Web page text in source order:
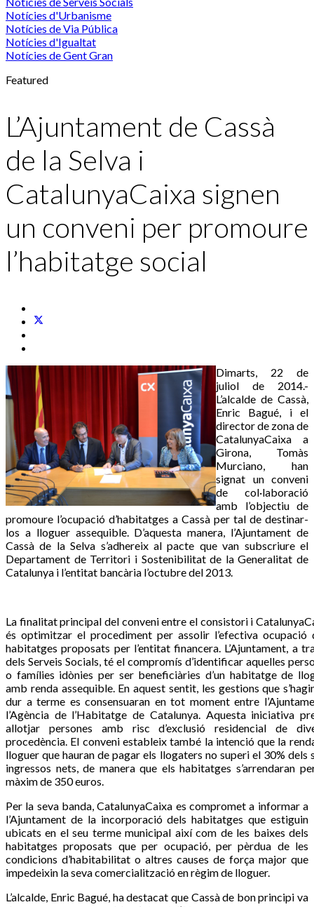
Notícies d'Urbanisme
Notícies de Via Pública
Notícies d'Igualtat
Notícies de Gent Gran
Featured
L’Ajuntament de Cassà
de la Selva i
CatalunyaCaixa signen
un conveni per promoure
l’habitatge social
Dimarts, 22 de
juliol de 2014.-
L’alcalde de Cassà,
Enric Bagué, i el
director de zona de
CatalunyaCaixa a
Girona, Tomàs
Murciano, han
signat un conveni
de col·laboració
amb l’objectiu de
promoure l’ocupació d’habitatges a Cassà per tal de destinar-
los a lloguer assequible. D’aquesta manera, l’Ajuntament de
Cassà de la Selva s’adhereix al pacte que van subscriure el
Departament de Territori i Sostenibilitat de la Generalitat de
Catalunya i l’entitat bancària l’octubre del 2013.
La finalitat principal del conveni entre el consistori i
és optimitzar el procediment per assolir l’efectiva ocupació
habitatges proposats per l’entitat financera. L’Ajuntament, a
dels Serveis Socials, té el compromís d’identificar aquelles
o famílies idònies per ser beneficiàries d’un habitatge de
amb renda assequible. En aquest sentit, les gestions que
dur a terme es consensuaran en tot moment entre
l’Agència de l’Habitatge de Catalunya. Aquesta iniciativa
allotjar persones amb risc d’exclusió residencial de
procedència. El conveni estableix també la intenció que la
lloguer que hauran de pagar els llogaters no superi el 30% dels
ingressos nets, de manera que els habitatges s’arrendaran
màxim de 350 euros.
Per la seva banda, CatalunyaCaixa es compromet a informar a
l’Ajuntament de la incorporació dels habitatges que estiguin
ubicats en el seu terme municipal així com de les baixes dels
habitatges proposats que per ocupació, per pèrdua de les
condicions d’habitabilitat o altres causes de força major que
impedeixin la seva comercialització en règim de lloguer.
L’alcalde, Enric Bagué, ha destacat que Cassà de bon principi va